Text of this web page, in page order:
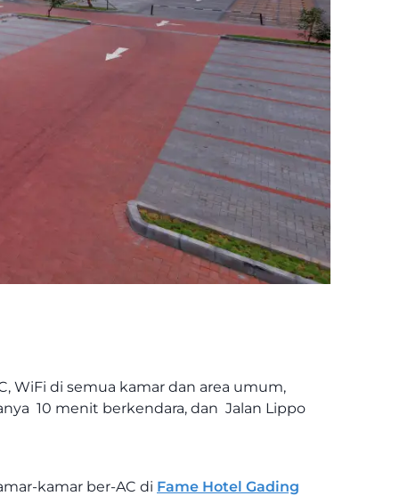
WiFi di semua kamar dan area umum,
10 menit berkendara, dan Jalan Lippo
kamar ber-AC di Fame Hotel Gading